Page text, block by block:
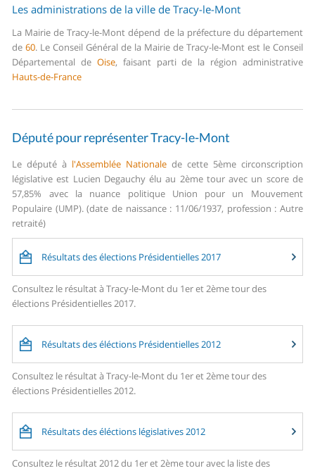
Les administrations de la ville de Tracy-le-Mont
La Mairie de Tracy-le-Mont dépend de la préfecture du département
de60. Le Conseil Général de la Mairie de Tracy-le-Mont est le Conseil
Départemental de Oise, faisant parti de la région administrative
Hauts-de-France
Député pour représenter Tracy-le-Mont
Le député à l'Assemblée Nationale de cette 5ème circonscription
législative est Lucien Degauchy élu au 2ème tour avec un score de
57,85% avec la nuance politique Union pour un Mouvement
Populaire (UMP). (date de naissance : 11/06/1937, profession : Autre
retraité)
Résultats des élections Présidentielles 2017
Consultez le résultat à Tracy-le-Mont du 1er et 2ème tour des
élections Présidentielles 2017.
Résultats des éléctions Présidentielles 2012
Consultez le résultat à Tracy-le-Mont du 1er et 2ème tour des
élections Présidentielles 2012.
Résultats des éléctions législatives 2012
Consultez le résultat 2012 du 1er et 2ème tour avec la liste des